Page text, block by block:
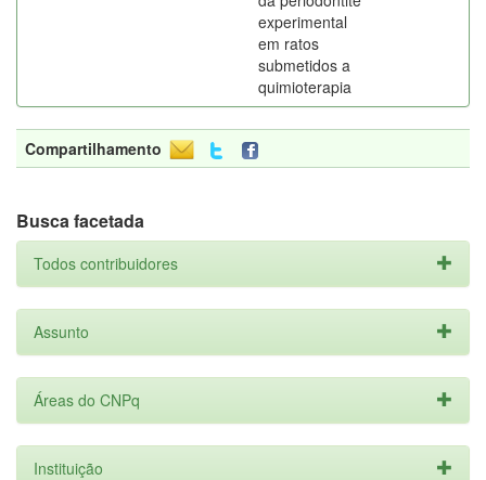
experimental
em ratos
submetidos a
quimioterapia
Compartilhamento
Busca facetada
Todos contribuidores
Assunto
Áreas do CNPq
Instituição